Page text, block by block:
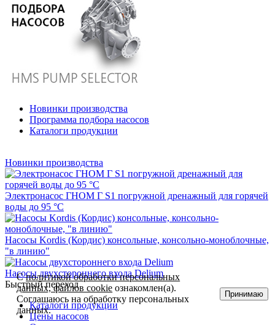
Новинки производства
Программа подбора насосов
Каталоги продукции
Новинки производства
Электронасос ГНОМ Г S1 погружной дренажный для горячей
воды до 95 °С
Насосы Kordis (Кордис) консольные, консольно-моноблочные,
"в линию"
Насосы двухстороннего входа Delium
Быстрый переход
Каталоги продукции
Цены насосов
Сполитикой обработки персональных
данных, файлов cookie ознакомлен(а).
Соглашаюсь на обработку персональных
данных.
Принимаю